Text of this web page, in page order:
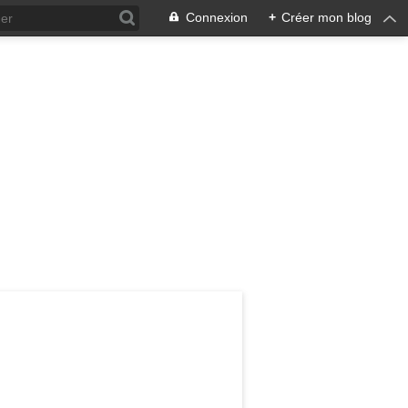
Connexion + Créer mon blog